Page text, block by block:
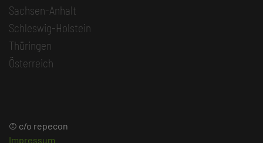
Sachsen-Anhalt
Schleswig-Holstein
Thüringen
Österreich
© c/o repecon
Impressum